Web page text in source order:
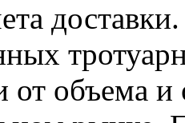
от объема